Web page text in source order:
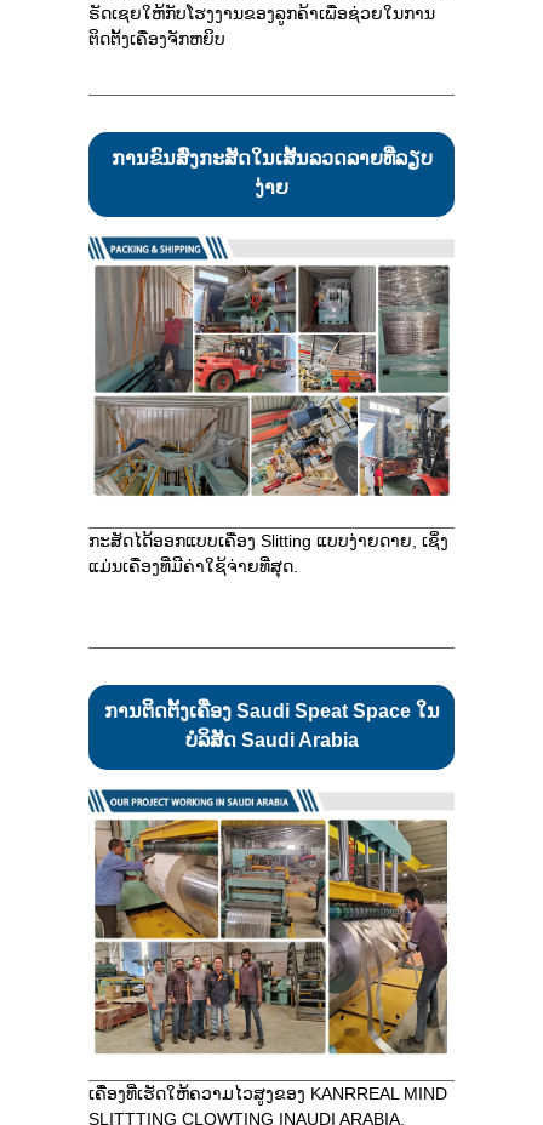
ຣັດເຊຍໃຫ້ກັບໂຮງງານຂອງລູກຄ້າເພື່ອຊ່ວຍໃນການ
ຕິດຕັ້ງເຄື່ອງຈັກຫຍິບ
ການຂົນສົ່ງກະສັດໃນເສັ້ນລວດລາຍທີ່ລຽບ
ງ່າຍ
ກະສັດໄດ້ອອກແບບເຄື່ອງ Slitting ແບບງ່າຍດາຍ, ເຊິ່ງ
ແມ່ນເຄື່ອງທີ່ມີຄ່າໃຊ້ຈ່າຍທີ່ສຸດ.
ການຕິດຕັ້ງເຄື່ອງ Saudi Speat Space ໃນ
ບໍລິສັດ Saudi Arabia
ເຄື່ອງທີ່ເຮັດໃຫ້ຄວາມໄວສູງຂອງ KANRREAL MIND
SLITTTING CLOWTING INAUDI ARABIA.